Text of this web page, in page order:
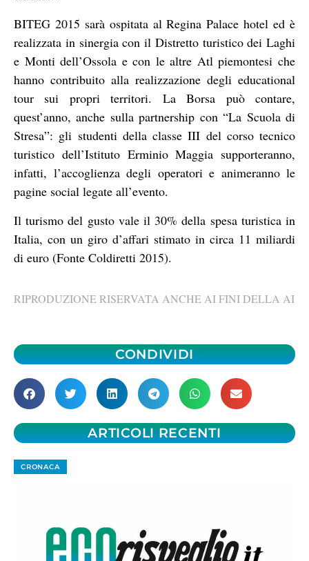
BITEG 2015 sarà ospitata al Regina Palace hotel ed è
realizzata in sinergia con il Distretto turistico dei Laghi
e Monti dell’Ossola e con le altre Atl piemontesi che
hanno contribuito alla realizzazione degli educational
tour sui propri territori. La Borsa può contare,
quest’anno, anche sulla partnership con “La Scuola di
Stresa”: gli studenti della classe III del corso tecnico
turistico dell’Istituto Erminio Maggia supporteranno,
infatti, l’accoglienza degli operatori e animeranno le
pagine social legate all’evento.
Il turismo del gusto vale il 30% della spesa turistica in
Italia, con un giro d’affari stimato in circa 11 miliardi
di euro (Fonte Coldiretti 2015).
RIPRODUZIONE RISERVATA ANCHE AI FINI DELLA AI
CONDIVIDI
ARTICOLI RECENTI
CRONACA